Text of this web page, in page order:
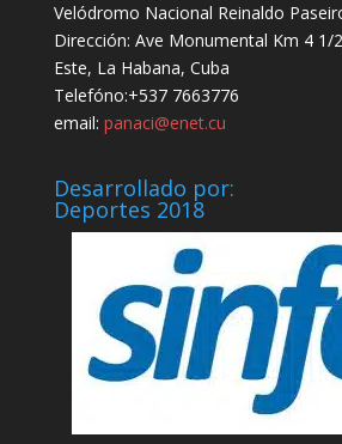
Velódromo Nacional Reinaldo
Dirección: Ave Monumental Km 4 1/
Este, La Habana, Cuba
Telefóno:+537 7663776
email: panaci@enet.cu
Desarrollado por:
Deportes 2018